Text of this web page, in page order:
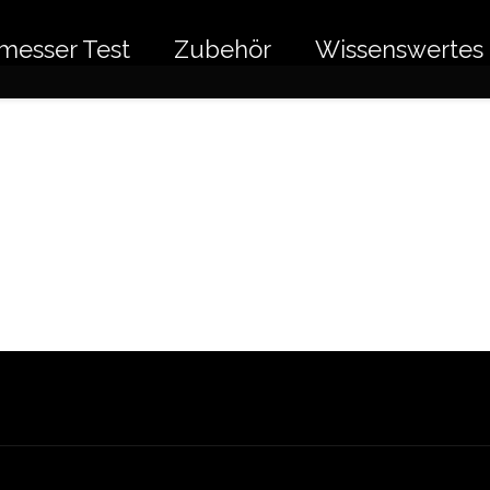
Test Zubehör Wissenswertes